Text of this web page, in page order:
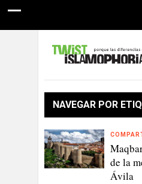
NAVEGAR POR
de la
Ávila